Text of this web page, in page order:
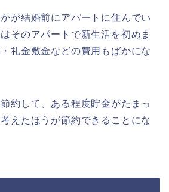
が結婚前にアパートに住んでい
そのアパートで新生活を初めま
礼金敷金などの費用もばかにな
約して、ある程度貯金がたまっ
えたほうが節約できることにな